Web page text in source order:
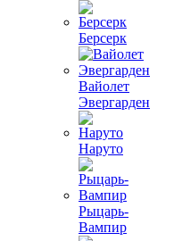
Берсерк
Вайолет
Эвергарден
Наруто
Рыцарь-
Вампир